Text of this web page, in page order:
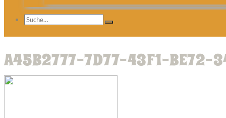
A45B2777-7D77-43F1-BE72-